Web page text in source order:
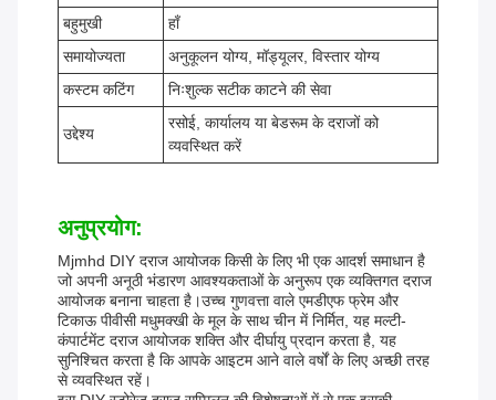
बहुमुखी
हाँ
समायोज्यता
अनुकूलन योग्य, मॉड्यूलर, विस्तार योग्य
कस्टम कटिंग
निःशुल्क सटीक काटने की सेवा
उद्देश्य
रसोई, कार्यालय या बेडरूम के दराजों को
व्यवस्थित करें
अनुप्रयोग:
Mjmhd DIY दराज आयोजक किसी के लिए भी एक आदर्श समाधान है
जो अपनी अनूठी भंडारण आवश्यकताओं के अनुरूप एक व्यक्तिगत दराज
आयोजक बनाना चाहता है।उच्च गुणवत्ता वाले एमडीएफ फ्रेम और
टिकाऊ पीवीसी मधुमक्खी के मूल के साथ चीन में निर्मित, यह मल्टी-
कंपार्टमेंट दराज आयोजक शक्ति और दीर्घायु प्रदान करता है, यह
सुनिश्चित करता है कि आपके आइटम आने वाले वर्षों के लिए अच्छी तरह
से व्यवस्थित रहें।